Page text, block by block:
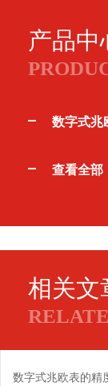
产品中
数字式兆
查看全部
相关文